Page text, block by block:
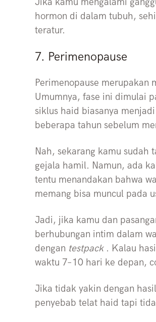
hormon di dalam tubuh,
teratur.
7. Perimenopause
Perimenopause merupakan
Umumnya, fase ini dimulai
siklus haid biasanya
beberapa tahun sebelum
Nah, sekarang kamu
gejala hamil. Namun, ada
tentu menandakan bahwa
memang bisa muncul pada
Jadi, jika kamu dan
berhubungan intim dalam
dengan testpack . Kalau
waktu 7–10 hari ke depan,
Jika tidak yakin dengan
penyebab telat haid tapi